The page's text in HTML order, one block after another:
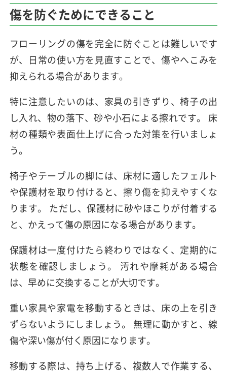
傷を防ぐためにできること
フローリングの傷を完全に防ぐことは難しいです
が、日常の使い方を見直すことで、傷やへこみを
抑えられる場合があります。
特に注意したいのは、家具の引きずり、椅子の出
し入れ、物の落下、砂や小石による擦れです。 床
材の種類や表面仕上げに合った対策を行いましょ
う。
椅子やテーブルの脚には、床材に適したフェルト
や保護材を取り付けると、擦り傷を抑えやすくな
ります。 ただし、保護材に砂やほこりが付着する
と、かえって傷の原因になる場合があります。
保護材は一度付けたら終わりではなく、定期的に
状態を確認しましょう。 汚れや摩耗がある場合
は、早めに交換することが大切です。
重い家具や家電を移動するときは、床の上を引き
ずらないようにしましょう。 無理に動かすと、線
傷や深い傷が付く原因になります。
移動する際は、持ち上げる、複数人で作業する、